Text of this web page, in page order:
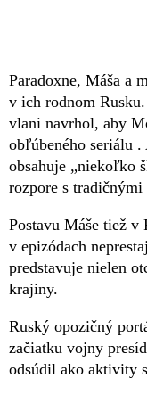
Paradoxne, Máša a
v ich rodnom
vlani navrhol, aby
obľúbeného seriálu
obsahuje „niekoľko
rozpore s
Postavu Máše tiež
v epizódach
predstavuje nielen
krajiny.
Ruský opozičný
začiatku vojny
odsúdil ako aktivity